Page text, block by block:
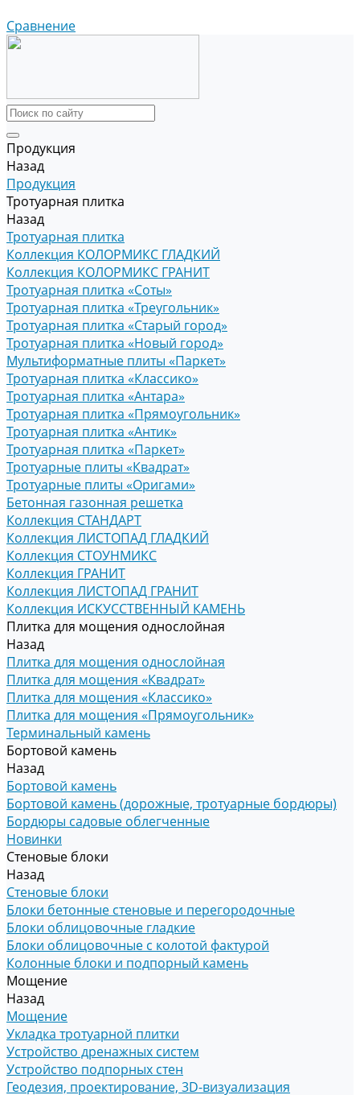
Сравнение
Продукция
Назад
Продукция
Тротуарная плитка
Назад
Тротуарная плитка
Коллекция КОЛОРМИКС ГЛАДКИЙ
Коллекция КОЛОРМИКС ГРАНИТ
Тротуарная плитка «Соты»
Тротуарная плитка «Треугольник»
Тротуарная плитка «Старый город»
Тротуарная плитка «Новый город»
Мультиформатные плиты «Паркет»
Тротуарная плитка «Классико»
Тротуарная плитка «Антара»
Тротуарная плитка «Прямоугольник»
Тротуарная плитка «Антик»
Тротуарная плитка «Паркет»
Тротуарные плиты «Квадрат»
Тротуарные плиты «Оригами»
Бетонная газонная решетка
Коллекция СТАНДАРТ
Коллекция ЛИСТОПАД ГЛАДКИЙ
Коллекция СТОУНМИКС
Коллекция ГРАНИТ
Коллекция ЛИСТОПАД ГРАНИТ
Коллекция ИСКУССТВЕННЫЙ КАМЕНЬ
Плитка для мощения однослойная
Назад
Плитка для мощения однослойная
Плитка для мощения «Квадрат»
Плитка для мощения «Классико»
Плитка для мощения «Прямоугольник»
Терминальный камень
Бортовой камень
Назад
Бортовой камень
Бортовой камень (дорожные, тротуарные бордюры)
Бордюры садовые облегченные
Новинки
Стеновые блоки
Назад
Стеновые блоки
Блоки бетонные стеновые и перегородочные
Блоки облицовочные гладкие
Блоки облицовочные с колотой фактурой
Колонные блоки и подпорный камень
Мощение
Назад
Мощение
Укладка тротуарной плитки
Устройство дренажных систем
Устройство подпорных стен
Геодезия, проектирование, 3D-визуализация